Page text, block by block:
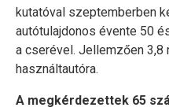
kutatóval szeptemberben
autótulajdonos évente 50
a cserével. Jellemzően
használtautóra.
A megkérdezettek 65